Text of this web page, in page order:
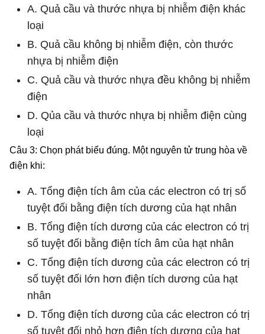
A. Quả cầu và thước nhựa bị nhiễm điện khác
loại
B. Quả cầu không bị nhiễm điện, còn thước
nhựa bị nhiễm điện
C. Quả cầu và thước nhựa đều không bị nhiễm
điện
D. Qủa cầu và thước nhựa bị nhiễm điện cùng
loại
Câu 3: Chọn phát biểu đúng. Một nguyên tử trung hòa về
điện khi:
A. Tổng điện tích âm của các electron có trị số
tuyệt đối bằng điện tích dương của hạt nhân
B. Tổng điện tích dương của các electron có trị
số tuyệt đối bằng điện tích âm của hạt nhân
C. Tổng điện tích dương của các electron có trị
số tuyệt đối lớn hơn điện tích dương của hạt
nhân
D. Tổng điện tích dương của các electron có trị
số tuyệt đối nhỏ hơn điện tích dương của hạt